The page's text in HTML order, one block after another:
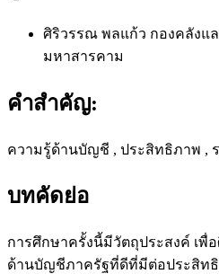
ศิริวรรณ พลแก้ว กองคลังแ
มหาสารคาม
คำสำคัญ:
ความรู้ด้านบัญชี , ประสิทธิภาพ , ร
บทคัดย่อ
การศึกษาครั้งนี้มีวัตถุประสงค์ เพื่
ด้านบัญชีภาครัฐที่ดีที่มีต่อประสิทธิ